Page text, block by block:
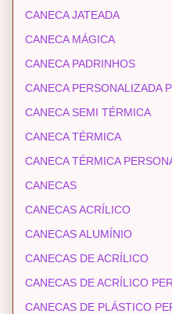
CANECA JATEADA
CANECA MÁGICA
CANECA PADRINHOS
CANECA PERSONALIZADA
CANECA SEMI TÉRMICA
CANECA TÉRMICA
CANECA TÉRMICA
CANECAS
CANECAS ACRÍLICO
CANECAS ALUMÍNIO
CANECAS DE ACRÍLICO
CANECAS DE ACRÍLICO
CANECAS DE PLÁSTICO